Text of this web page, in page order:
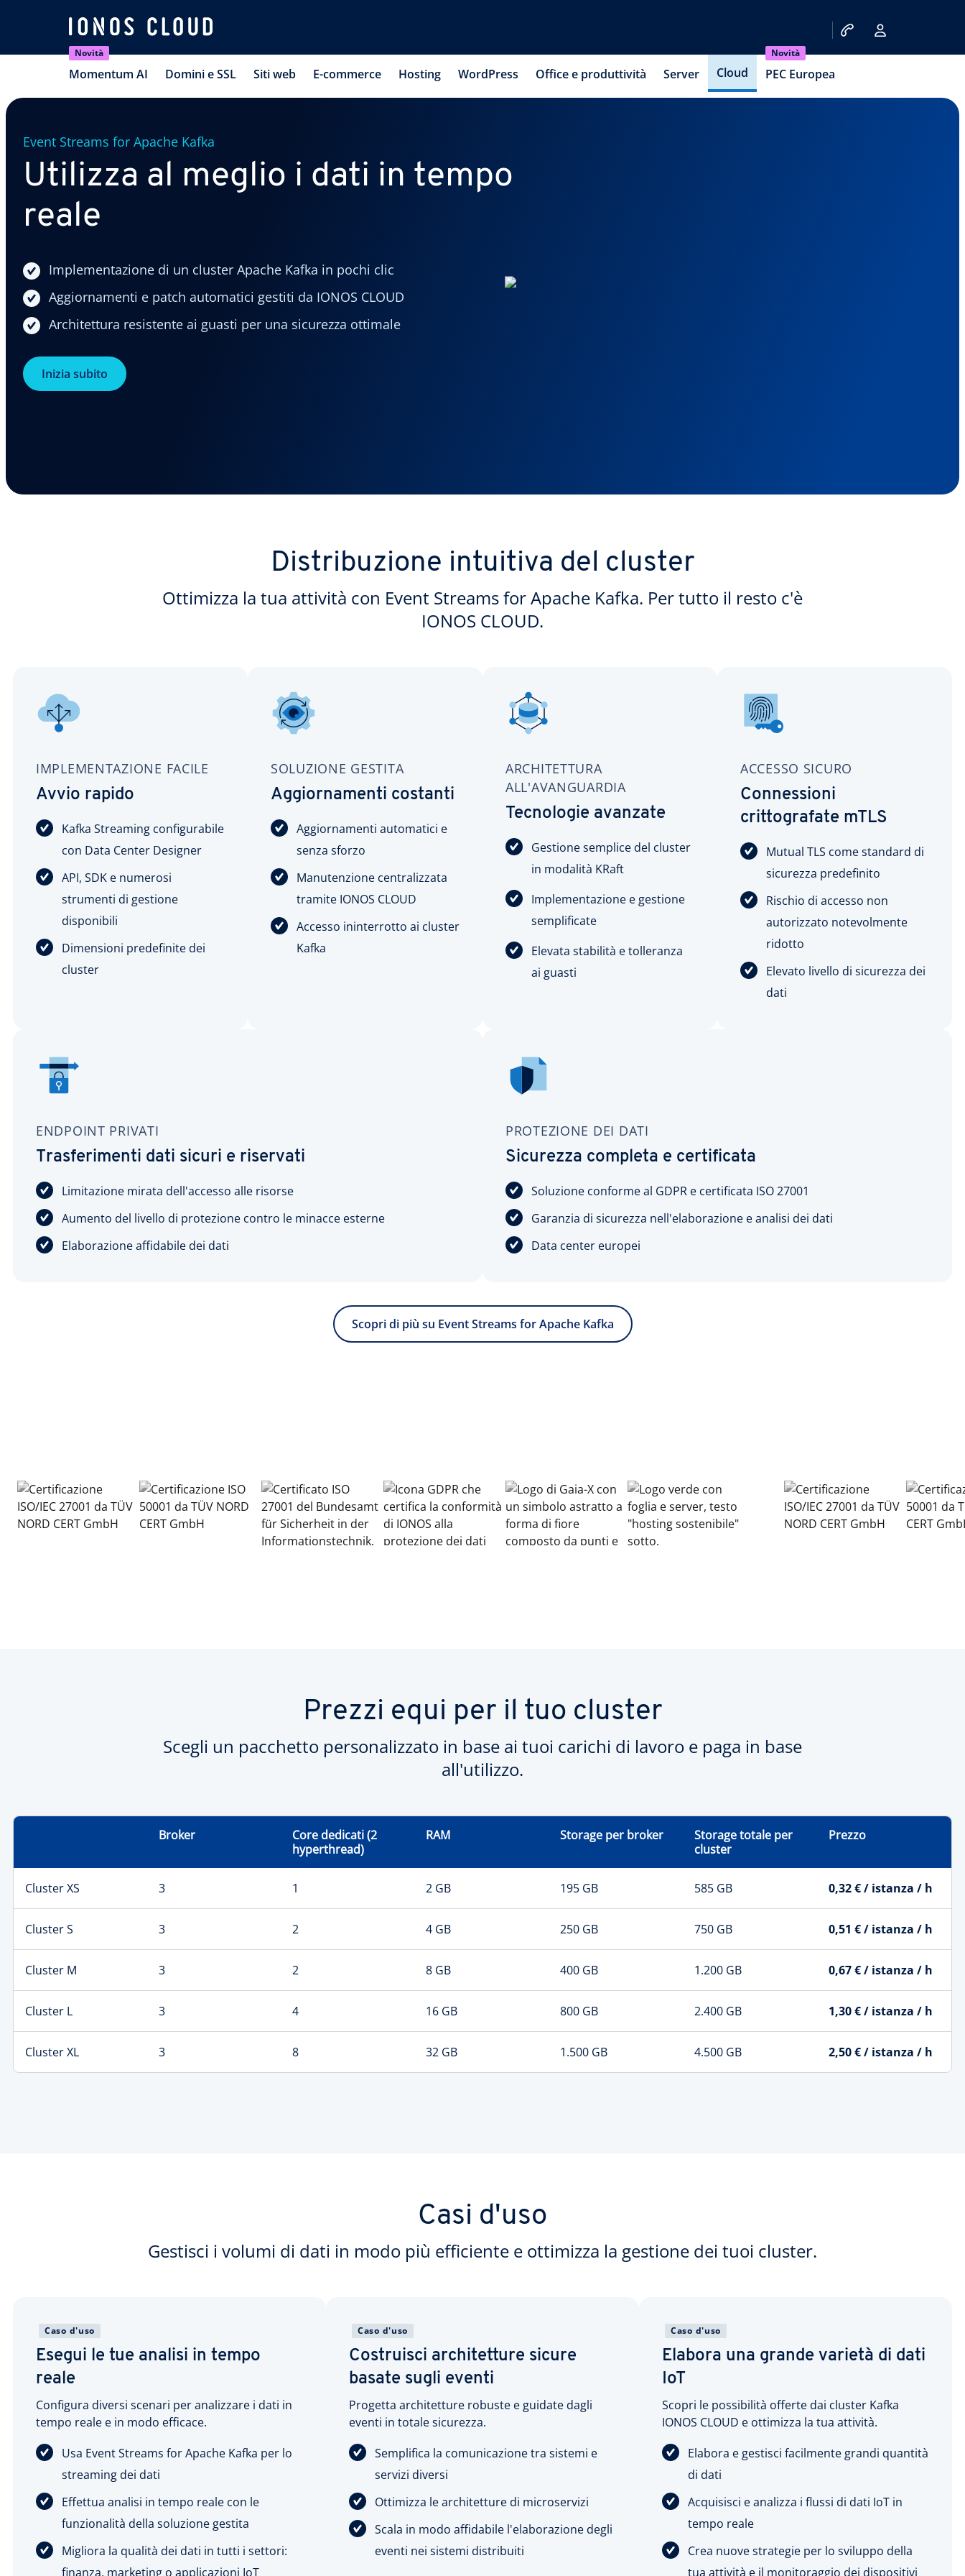
Novità
Momentum AI Domini e SSL Siti web E-commerce Hosting WordPress Office e produttività Server Cloud
Novità
PEC Europea
Event Streams for Apache Kafka
Utilizza al meglio i dati in tempo
reale
Implementazione di un cluster Apache Kafka in pochi clic
Aggiornamenti e patch automatici gestiti da IONOS CLOUD
Architettura resistente ai guasti per una sicurezza ottimale
Inizia subito
Distribuzione intuitiva del cluster
Ottimizza la tua attività con Event Streams for Apache Kafka. Per tutto il resto c'è
IONOS CLOUD.
IMPLEMENTAZIONE FACILE
Avvio rapido
Kafka Streaming configurabile
con Data Center Designer
API, SDK e numerosi
strumenti di gestione
disponibili
Dimensioni predefinite dei
cluster
SOLUZIONE GESTITA
Aggiornamenti costanti
Aggiornamenti automatici e
senza sforzo
Manutenzione centralizzata
tramite IONOS CLOUD
Accesso ininterrotto ai cluster
Kafka
ARCHITETTURA
ALL'AVANGUARDIA
Tecnologie avanzate
Gestione semplice del cluster
in modalità KRaft
Implementazione e gestione
semplificate
Elevata stabilità e tolleranza
ai guasti
ACCESSO SICURO
Connessioni
crittografate mTLS
Mutual TLS come standard di
sicurezza predefinito
Rischio di accesso non
autorizzato notevolmente
ridotto
Elevato livello di sicurezza dei
dati
ENDPOINT PRIVATI
Trasferimenti dati sicuri e riservati
Limitazione mirata dell'accesso alle risorse
Aumento del livello di protezione contro le minacce esterne
Elaborazione affidabile dei dati
PROTEZIONE DEI DATI
Sicurezza completa e certificata
Soluzione conforme al GDPR e certificata ISO 27001
Garanzia di sicurezza nell'elaborazione e analisi dei dati
Data center europei
Scopri di più su Event Streams for Apache Kafka
Prezzi equi per il tuo cluster
Scegli un pacchetto personalizzato in base ai tuoi carichi di lavoro e paga in base
all'utilizzo.
Broker
Core dedicati (2
hyperthread)
RAM Storage per broker
Storage totale per
cluster
Prezzo
Cluster XS 3 1 2 GB 195 GB 585 GB 0,32 € / istanza / h
Cluster S 3 2 4 GB 250 GB 750 GB 0,51 € / istanza / h
Cluster M 3 2 8 GB 400 GB 1.200 GB 0,67 € / istanza / h
Cluster L 3 4 16 GB 800 GB 2.400 GB 1,30 € / istanza / h
Cluster XL 3 8 32 GB 1.500 GB 4.500 GB 2,50 € / istanza / h
Casi d'uso
Gestisci i volumi di dati in modo più efficiente e ottimizza la gestione dei tuoi cluster.
Caso d'uso
Esegui le tue analisi in tempo
reale
Configura diversi scenari per analizzare i dati in
tempo reale e in modo efficace.
Usa Event Streams for Apache Kafka per lo
streaming dei dati
Effettua analisi in tempo reale con le
funzionalità della soluzione gestita
Migliora la qualità dei dati in tutti i settori:
finanza, marketing o applicazioni IoT
Caso d'uso
Costruisci architetture sicure
basate sugli eventi
Progetta architetture robuste e guidate dagli
eventi in totale sicurezza.
Semplifica la comunicazione tra sistemi e
servizi diversi
Ottimizza le architetture di microservizi
Scala in modo affidabile l'elaborazione degli
eventi nei sistemi distribuiti
Caso d'uso
Elabora una grande varietà di dati
IoT
Scopri le possibilità offerte dai cluster Kafka
IONOS CLOUD e ottimizza la tua attività.
Elabora e gestisci facilmente grandi quantità
di dati
Acquisisci e analizza i flussi di dati IoT in
tempo reale
Crea nuove strategie per lo sviluppo della
tua attività e il monitoraggio dei dispositivi